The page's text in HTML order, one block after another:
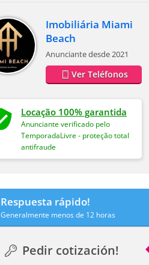
Imobiliária Miami
Beach
Anunciante desde 2021
Ver Teléfonos
Locação 100% garantida
Anunciante verificado pelo
TemporadaLivre - proteção total
antifraude
Respuesta rápido!
Generalmente menos de 12 horas
Pedir cotización!